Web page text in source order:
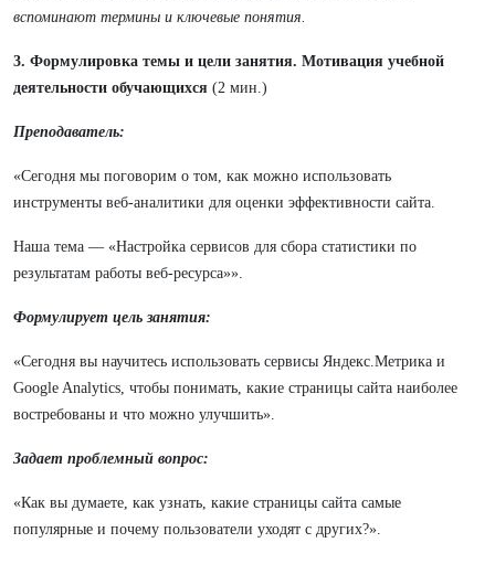
вспоминают термины и ключевые понятия.
3. Формулировка темы и цели занятия. Мотивация учебной
деятельности обучающихся (2 мин.)
Преподаватель:
«Сегодня мы поговорим о том, как можно использовать
инструменты веб-аналитики для оценки эффективности сайта.
Наша тема — «Настройка сервисов для сбора статистики по
результатам работы веб-ресурса»».
Формулирует цель занятия:
«Сегодня вы научитесь использовать сервисы Яндекс.Метрика и
Google Analytics, чтобы понимать, какие страницы сайта наиболее
востребованы и что можно улучшить».
Задает проблемный вопрос:
«Как вы думаете, как узнать, какие страницы сайта самые
популярные и почему пользователи уходят с других?».